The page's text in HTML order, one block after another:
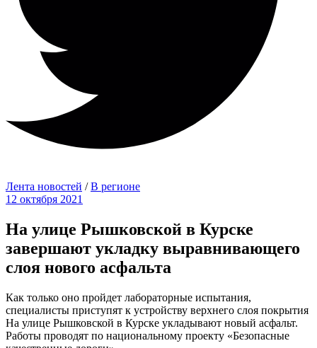
Лента новостей /В регионе
12 октября 2021
На улице Рышковской в Курске
завершают укладку выравнивающего
слоя нового асфальта
Как только оно пройдет лабораторные испытания,
специалисты приступят к устройству верхнего слоя покрытия
На улице Рышковской в Курске укладывают новый асфальт.
Работы проводят по национальному проекту «Безопасные